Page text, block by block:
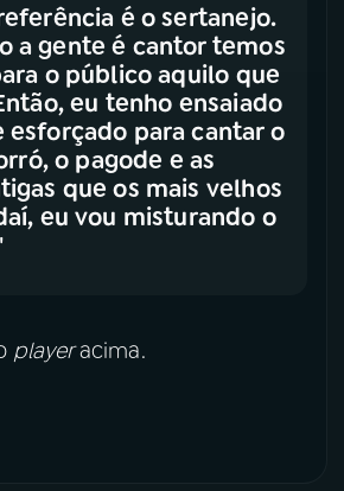
é o sertanejo.
a gente é cantor temos
o público aquilo que
eu tenho ensaiado
esforçado para cantar o
o pagode e as
que os mais velhos
eu vou misturando o
playeracima.